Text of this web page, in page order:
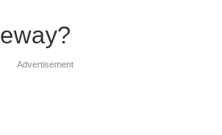
Advertisement